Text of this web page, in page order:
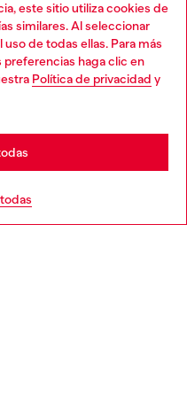
este sitio utiliza cookies de
similares. Al seleccionar
de todas ellas. Para más
haga clic en
Política de privacidad y
tanto en línea como
website, but it seems you